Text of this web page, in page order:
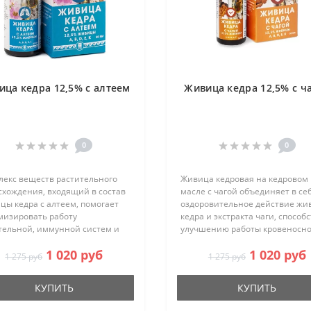
кедра 12,5% с алтеем
0
веществ растительного
входящий в состав
кедра с алтеем, помогает
работу
иммунной систем и
улучшению всех видов
..
1 275 руб 1 020 руб
КУПИТЬ
Живица кедра 12,5% с
0
Живица кедровая на кедровом
масле с чагой объединяет в
оздоровительное действие
кедра и экстракта чаги,
улучшению работы
уменьшению воспалительных
процессов, повышению
сил организм..
1 275 руб 1 020 руб
КУПИТЬ